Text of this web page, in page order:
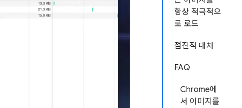
항상 적극적으
로 로드
점진적 대처
FAQ
Chrome에
서 이미지를